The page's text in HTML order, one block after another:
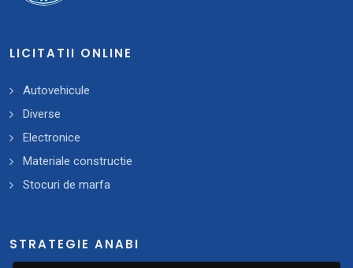
LICITATII ONLINE
Autovehicule
Diverse
Electronice
Materiale constructie
Stocuri de marfa
STRATEGIE ANABI